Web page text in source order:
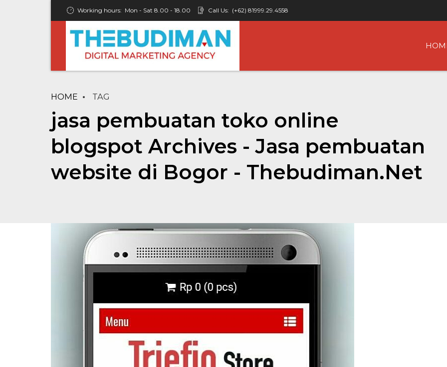
Working hours: Mon - Sat 8.00 - 18.00 Call Us: (+62) 81999.29.4558
HOME TAG
jasa pembuatan toko online
blogspot Archives - Jasa pembuatan
website di Bogor - Thebudiman.Net